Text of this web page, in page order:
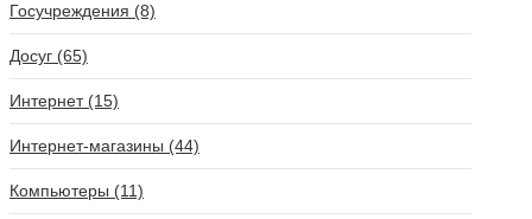
Госучреждения (8)
Досуг (65)
Интернет (15)
Интернет-магазины (44)
Компьютеры (11)